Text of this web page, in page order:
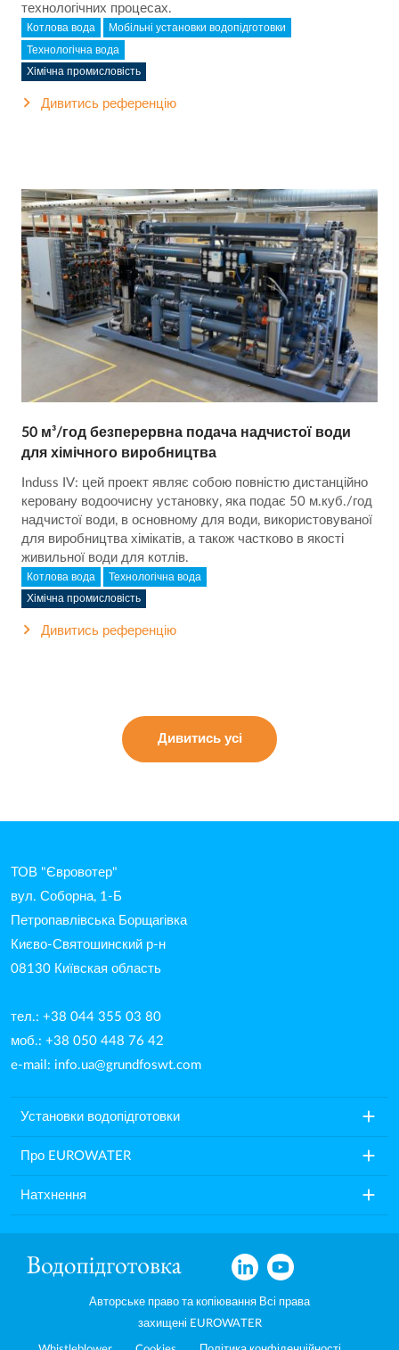
технологічних процесах.
Котлова вода Мобільні установки водопідготовки
Технологічна вода
Хімічна промисловість
Дивитись референцію
50 м³/год безперервна подача надчистої води
для хімічного виробництва
Induss IV: цей проект являє собою повністю дистанційно
керовану водоочисну установку, яка подає 50 м.куб./год
надчистої води, в основному для води, використовуваної
для виробництва хімікатів, а також частково в якості
живильної води для котлів.
Котлова вода Технологічна вода
Хімічна промисловість
Дивитись референцію
Дивитись усі
ТОВ "Євровотер"
вул. Соборна, 1-Б
Петропавлівська Борщагівка
Києво-Святошинский р-н
08130 Київская область
тел.: +38 044 355 03 80
моб.: +38 050 448 76 42
e-mail: info.ua@grundfoswt.com
Установки водопідготовки add
Про EUROWATER add
Натхнення add
Авторське право та копіювання Всі права
захищені EUROWATER